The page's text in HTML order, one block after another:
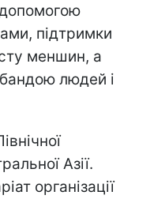
допомогою
підтримки
меншин, а
людей і
Азії.
організації